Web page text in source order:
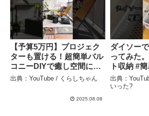
– 寿こと
DIY
【予算5万円】プロジェク
ターも置ける！超簡単バル
コニーDIYで癒し空間に☕#
ベランピング #整理収納ア
マンション暮らし #癒し空
出典：YouTube / くらしちゃん
2025.08.08
ダイソー
ってみた。 #ワイヤーネッ
ト収納 #
入品 #初投稿 VOICEVOX:
ちび式じ
出典：
いった?